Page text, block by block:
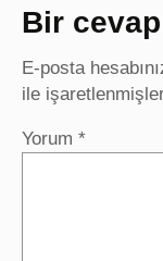
Bir cevap
E-posta
ile
Yorum *